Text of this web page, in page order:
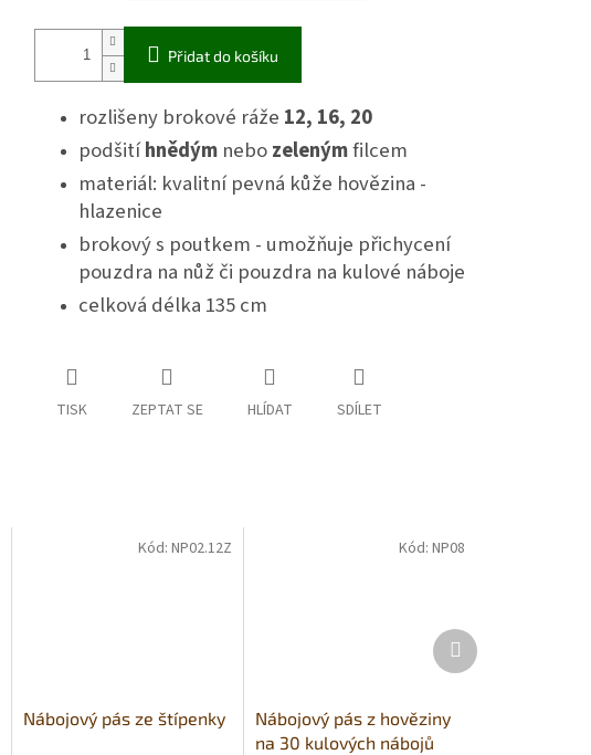
Přidat do košíku
rozlišeny brokové ráže 12, 16, 20
podšitíhnědýmnebozelenýmfilcem
materiál: kvalitní pevná kůže hovězina -
hlazenice
brokový s poutkem - umožňuje přichycení
pouzdra na nůž či pouzdra na kulové náboje
celková délka 135 cm
TISK ZEPTAT SE HLÍDAT SDÍLET
Nábojový pás ze štípenky
Kód:NP02.12Z
Nábojový pás z hověziny
na 30 kulových nábojů
Kód: NP08
Další
produkt